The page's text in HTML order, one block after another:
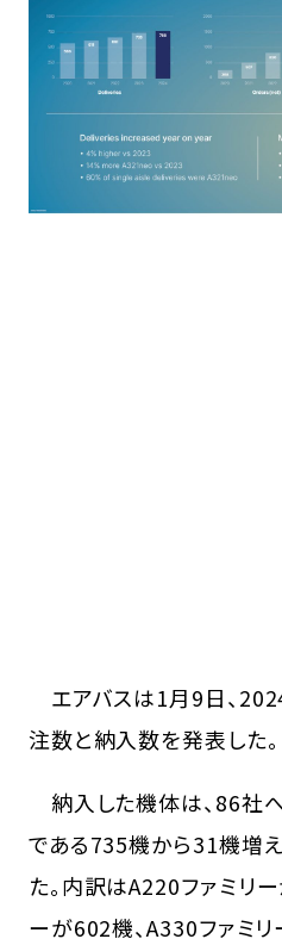
エアバスは1月9日、
注数と納入数を発表した。
納入した機体は、86社
である735機から31機増
た。内訳はA220ファミリ
ーが602機、A330ファミ